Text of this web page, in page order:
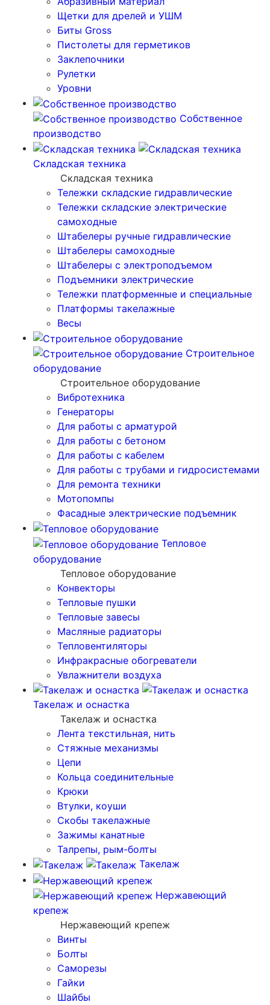
Щетки для дрелей и УШМ
Биты Gross
Пистолеты для герметиков
Заклепочники
Рулетки
Уровни
Собственное
производство
Складская техника
Складская техника
Тележки складские гидравлические
Тележки складские электрические
самоходные
Штабелеры ручные гидравлические
Штабелеры самоходные
Штабелеры с электроподъемом
Подъемники электрические
Тележки платформенные и специальные
Платформы такелажные
Весы
Строительное
оборудование
Строительное оборудование
Вибротехника
Генераторы
Для работы с арматурой
Для работы с бетоном
Для работы с кабелем
Для работы с трубами и гидросистемами
Для ремонта техники
Мотопомпы
Фасадные электрические подъемник
Тепловое
оборудование
Тепловое оборудование
Конвекторы
Тепловые пушки
Тепловые завесы
Масляные радиаторы
Тепловентиляторы
Инфракрасные обогреватели
Увлажнители воздуха
Такелаж и оснастка
Такелаж и оснастка
Лента текстильная, нить
Стяжные механизмы
Цепи
Кольца соединительные
Крюки
Втулки, коуши
Скобы такелажные
Зажимы канатные
Талрепы, рым-болты
Такелаж
Нержавеющий
крепеж
Нержавеющий крепеж
Винты
Болты
Саморезы
Гайки
Шайбы